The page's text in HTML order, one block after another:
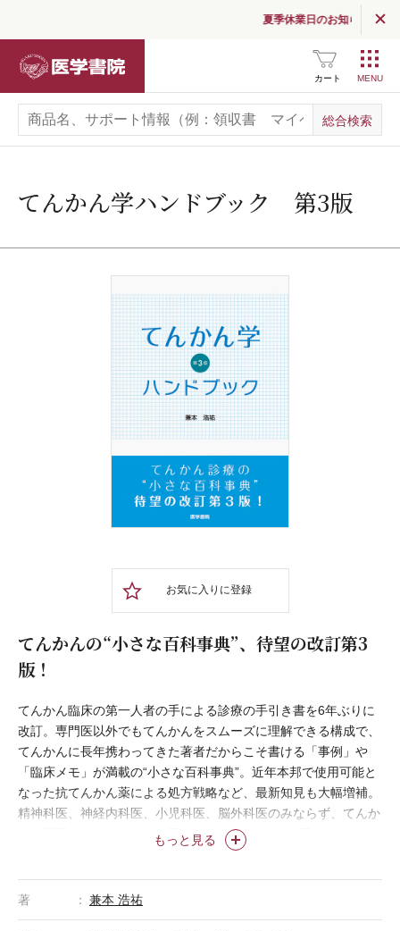
夏季休業日のお知らせ
カート
てんかん学ハンドブック 第3版
お気に入りに登録
てんかんの“小さな百科事典”、待望の改訂第3
版！
もっと見る
てんかん臨床の第一人者の手による診療の手引き書を6年ぶりに
改訂。専門医以外でもてんかんをスムーズに理解できる構成で、
てんかんに長年携わってきた著者だからこそ書ける「事例」や
「臨床メモ」が満載の“小さな百科事典”。近年本邦で使用可能と
なった抗てんかん薬による処方戦略など、最新知見も大幅増補。
精神科医、神経内科医、小児科医、脳外科医のみならず、てんか
んに遭遇するかもしれない医師は読んでおきたい1冊。
著 兼本 浩祐